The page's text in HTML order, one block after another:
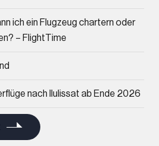
ich ein Flugzeug chartern oder
– FlightTime
nach Ilulissat ab Ende 2026